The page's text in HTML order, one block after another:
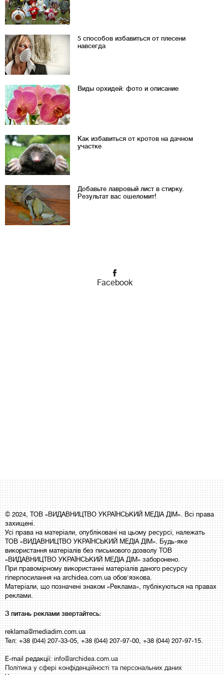
5 способов избавиться от плесени
навсегда
Виды орхидей: фото и описание
Как избавиться от кротов на дачном
участке
Добавьте лавровый лист в стирку.
Результат вас ошеломит!
Facebook
© 2024, ТОВ «ВИДАВНИЦТВО УКРАЇНСЬКИЙ МЕДІА ДІМ». Всі права
захищені.
Усі права на матеріали, опубліковані на цьому ресурсі, належать
ТОВ «ВИДАВНИЦТВО УКРАЇНСЬКИЙ МЕДІА ДІМ». Будь-яке
використання матеріалів без письмового дозволу ТОВ
«ВИДАВНИЦТВО УКРАЇНСЬКИЙ МЕДІА ДІМ» заборонено.
При правомірному використанні матеріалів даного ресурсу
гіперпосилання на archidea.com.ua обов'язкова.
Матеріали, що позначені знаком «Реклама», публікуються на правах
реклами.
З питань реклами звертайтесь:
reklama@mediadim.com.ua
Тел: +38 (044) 207-33-05, +38 (044) 207-97-00, +38 (044) 207-97-15.
E-mail редакції:info@archidea.com.ua
Політика у сфері конфіденційності та персональних даних